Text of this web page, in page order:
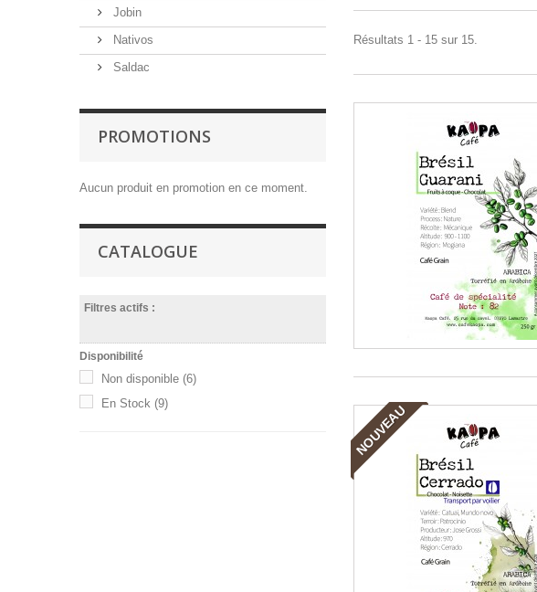
Jobin
Nativos
Saldac
PROMOTIONS
Aucun produit en promotion en ce moment.
CATALOGUE
Filtres actifs :
Disponibilité
Non disponible (6)
En Stock (9)
Résultats 1 - 15 sur 15.
NOUVEAU